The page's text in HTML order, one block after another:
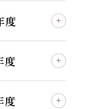
度
度
度